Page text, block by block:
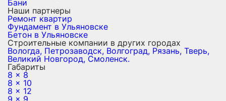
Бани
Наши партнеры
Ремонт квартир
Фундамент в Ульяновске
Бетон в Ульяновске
Строительные компании в других городах
Вологда, Петрозаводск, Волгоград, Рязань, Тверь,
Великий Новгород, Смоленск.
Габариты
8 x 8
8 x 10
8 x 12